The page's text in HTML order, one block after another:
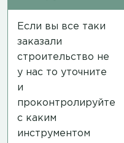
Если вы все таки
заказали
строительство не
у нас то уточните
и
проконтролируйте
с каким
инструментом